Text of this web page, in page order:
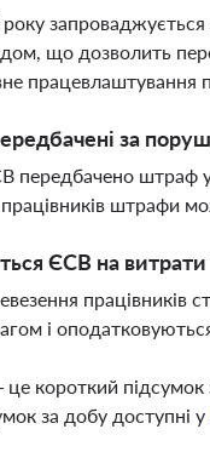
року
що дозволить
працевлаштування
за
передбачено штраф
штрафи
ЄСВ на витрати
працівників
і
короткий підсумок
за добу доступні у